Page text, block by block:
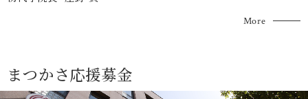
More
まつかさ応援募⾦